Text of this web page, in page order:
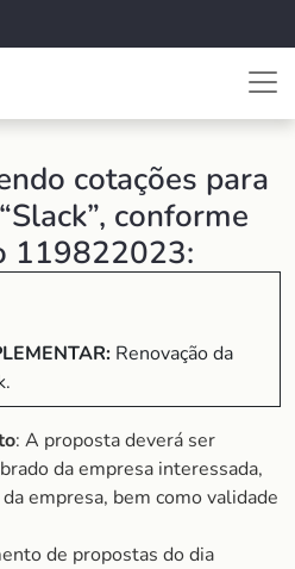
cotações para
conforme
119822023:
Renovação da
: A proposta deverá ser
da empresa interessada,
empresa, bem como validade
de propostas do dia